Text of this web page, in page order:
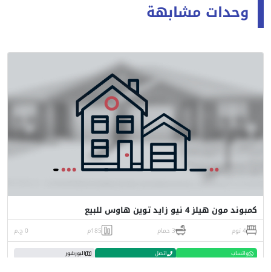
وحدات مشابهة
كمبوند مون هيلز 4 نيو زايد توين هاوس للبيع
4 نوم 3 حمام 185م 0 ج.م
واتساب اتصل البورشور